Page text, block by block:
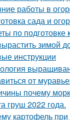
работы в
сада и
по подготовке
зимой
инструкции
от
почему
груш 2022 года.
картофель при